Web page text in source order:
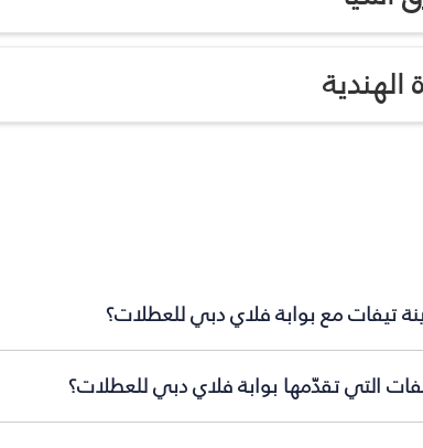
الهندية
تيفات مع بوابة فلاي دبي للعطلات؟
التي تقدّمها بوابة فلاي دبي للعطلات؟